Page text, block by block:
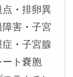
・ 排卵異
障害 ・ 子宮
症 ・ 子宮腺
ート嚢胞